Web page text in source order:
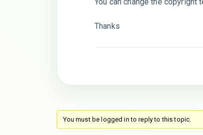
You can change the copyright
Thanks
You must be logged in to reply to this topic.